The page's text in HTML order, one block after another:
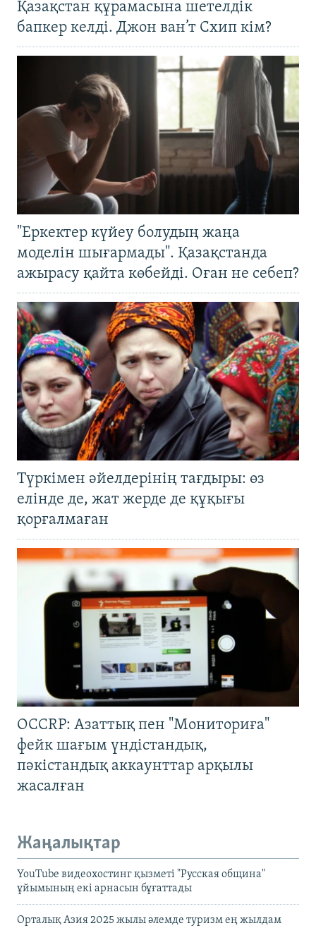
Қазақстан құрамасына шетелдік
бапкер келді. Джон ван’т Схип кім?
"Еркектер күйеу болудың жаңа
моделін шығармады". Қазақстанда
ажырасу қайта көбейді. Оған не себеп?
Түркімен әйелдерінің тағдыры: өз
елінде де, жат жерде де құқығы
қорғалмаған
OCCRP: Азаттық пен "Мониториға"
фейк шағым үндістандық,
пәкістандық аккаунттар арқылы
жасалған
Жаңалықтар
YouTube видеохостинг қызметі "Русская община"
ұйымының екі арнасын бұғаттады
Орталық Азия 2025 жылы әлемде туризм ең жылдам